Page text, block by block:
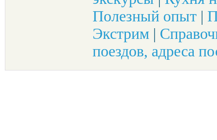
Полезный опыт |
Экстрим |
поездов, адреса